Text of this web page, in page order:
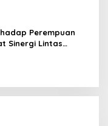
Perempuan
Sinergi Lintas